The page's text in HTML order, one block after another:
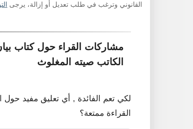
القانوني وترغب في طلب تعديل أو إزالة، يرجى
مشاركات القراء حول كتاب
الكاتب صيته المغلوث
لكي تعم الفائدة , أي تعليق مفيد
القراءة ممتعة؟